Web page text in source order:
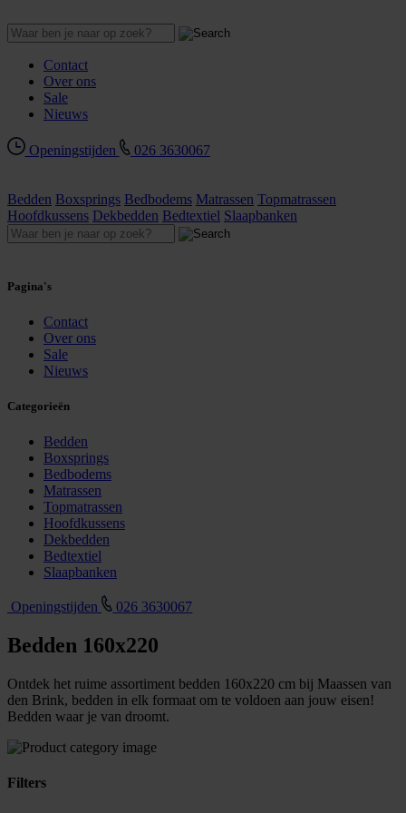
Contact
Over ons
Sale
Nieuws
Openingstijden 026 3630067
Bedden Boxsprings Bedbodems Matrassen Topmatrassen
Hoofdkussens Dekbedden Bedtextiel Slaapbanken
Pagina's
Contact
Over ons
Sale
Nieuws
Categorieën
Bedden
Boxsprings
Bedbodems
Matrassen
Topmatrassen
Hoofdkussens
Dekbedden
Bedtextiel
Slaapbanken
Openingstijden 026 3630067
Bedden 160x220
Ontdek het ruime assortiment bedden 160x220 cm bij Maassen van
den Brink, bedden in elk formaat om te voldoen aan jouw eisen!
Bedden waar je van droomt.
Filters